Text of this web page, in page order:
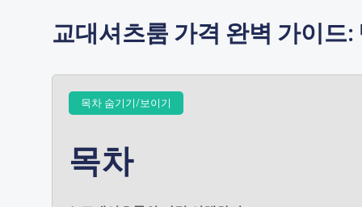
교대셔츠룸 가격 완벽 가이드
목차 숨기기/보이기
목차